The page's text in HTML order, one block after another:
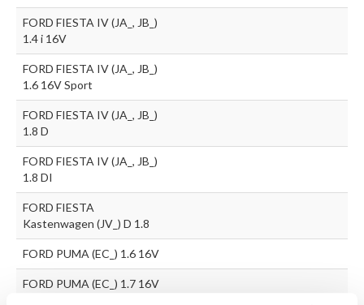
FORD FIESTA IV (JA_, JB_)
1.4 i 16V
FORD FIESTA IV (JA_, JB_)
1.6 16V Sport
FORD FIESTA IV (JA_, JB_)
1.8 D
FORD FIESTA IV (JA_, JB_)
1.8 DI
FORD FIESTA
Kastenwagen (JV_) D 1.8
FORD PUMA (EC_) 1.6 16V
FORD PUMA (EC_) 1.7 16V